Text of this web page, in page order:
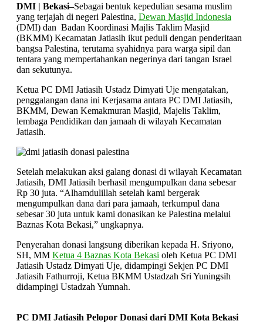
DMI | Bekasi–Sebagai bentuk kepedulian sesama muslim
yang terjajah di negeri Palestina, Dewan Masjid Indonesia
(DMI) dan Badan Koordinasi Majlis Taklim Masjid
(BKMM) Kecamatan Jatiasih ikut peduli dengan penderitaan
bangsa Palestina, terutama syahidnya para warga sipil dan
tentara yang mempertahankan negerinya dari tangan Israel
dan sekutunya.
Ketua PC DMI Jatiasih Ustadz Dimyati Uje mengatakan,
penggalangan dana ini Kerjasama antara PC DMI Jatiasih,
BKMM, Dewan Kemakmuran Masjid, Majelis Taklim,
lembaga Pendidikan dan jamaah di wilayah Kecamatan
Jatiasih.
Setelah melakukan aksi galang donasi di wilayah Kecamatan
Jatiasih, DMI Jatiasih berhasil mengumpulkan dana sebesar
Rp 30 juta. “Alhamdulillah setelah kami bergerak
mengumpulkan dana dari para jamaah, terkumpul dana
sebesar 30 juta untuk kami donasikan ke Palestina melalui
Baznas Kota Bekasi,” ungkapnya.
Penyerahan donasi langsung diberikan kepada H. Sriyono,
SH, MM Ketua 4 Baznas Kota Bekasi oleh Ketua PC DMI
Jatiasih Ustadz Dimyati Uje, didampingi Sekjen PC DMI
Jatiasih Fathurroji, Ketua BKMM Ustadzah Sri Yuningsih
didampingi Ustadzah Yumnah.
PC DMI Jatiasih Pelopor Donasi dari DMI Kota Bekasi